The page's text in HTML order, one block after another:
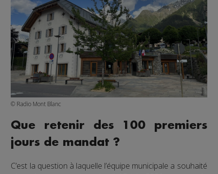
© Radio Mont Blanc
Que retenir des 100 premiers
jours de mandat ?
C’est la question à laquelle l’équipe municipale a souhaité